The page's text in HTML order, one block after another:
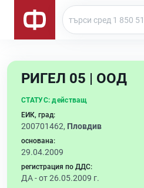
РИГЕЛ 05 | ООД
СТАТУС: действащ
ЕИК, град:
200701462, Пловдив
основана:
29.04.2009
регистрация по ДДС:
ДА - от 26.05.2009 г.